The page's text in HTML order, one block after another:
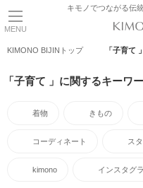
MENU
キモノでつながる伝
KIMONO BIJINトップ 「子育て
「子育て 」に関するキーワ
着物 きもの
コーディネート ス
kimono インスタグ